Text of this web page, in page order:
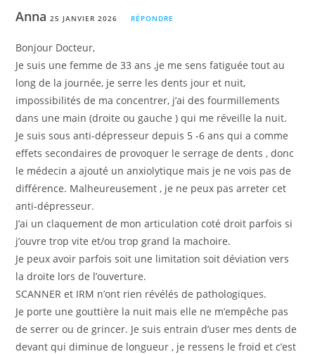
Anna25 JANVIER 2026 RÉPONDRE
Bonjour Docteur,
Je suis une femme de 33 ans ,je me sens fatiguée tout au
long de la journée, je serre les dents jour et nuit,
impossibilités de ma concentrer, j’ai des fourmillements
dans une main (droite ou gauche ) qui me réveille la nuit.
Je suis sous anti-dépresseur depuis 5 -6 ans qui a comme
effets secondaires de provoquer le serrage de dents , donc
le médecin a ajouté un anxiolytique mais je ne vois pas de
différence. Malheureusement , je ne peux pas arreter cet
anti-dépresseur.
J’ai un claquement de mon articulation coté droit parfois si
j’ouvre trop vite et/ou trop grand la machoire.
Je peux avoir parfois soit une limitation soit déviation vers
la droite lors de l’ouverture.
SCANNER et IRM n’ont rien révélés de pathologiques.
Je porte une gouttière la nuit mais elle ne m’empêche pas
de serrer ou de grincer. Je suis entrain d’user mes dents de
devant qui diminue de longueur , je ressens le froid et c’est